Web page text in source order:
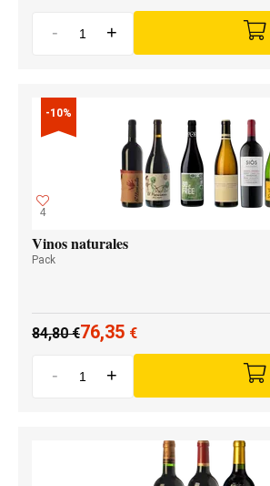
- +
-10%
4
Vinos naturales
Pack
84,80€76,35 €
- +